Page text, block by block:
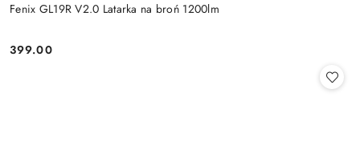
Fenix GL19R V2.0 Latarka na broń 1200lm
Cena:
399.00